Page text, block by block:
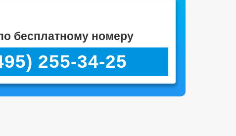
бесплатному номеру
255-34-25